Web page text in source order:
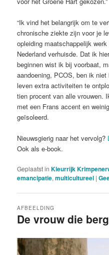
“Ik vind het belangrijk om te
chronische ziekte zijn voor je
opleiding maatschappelijk
Nederland verhuisde. Dat ik
beginnen wist ik bij voorbaat,
aandoening, PCOS, ben ik
leven extra activiteiten te
tien procent van alle vrouwen.
met een Frans accent en
geïsoleerd.
Nieuwsgierig naar het vervolg?
Ook als e-book.
Geplaatst in Kleurrijk
emancipatie,multicultureel |
De vrouw die
AFBEELDING